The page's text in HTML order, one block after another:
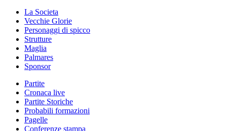
La Societa
Vecchie Glorie
Personaggi di spicco
Strutture
Maglia
Palmares
Sponsor
Partite
Cronaca live
Partite Storiche
Probabili formazioni
Pagelle
Conferenze stampa